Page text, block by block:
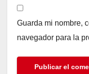
Guarda mi nombre,
navegador para la